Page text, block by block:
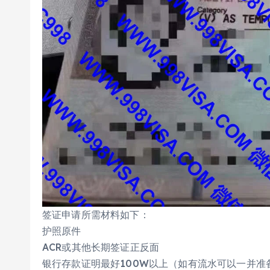
签证申请所需材料如下：
护照原件
ACR或其他长期签证正反面
银行存款证明最好100W以上（如有流水可以一并准